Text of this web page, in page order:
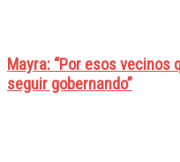
Mayra: “Por esos
seguir gobernando”